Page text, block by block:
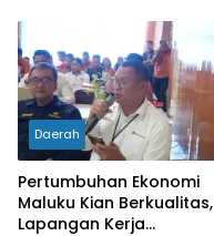
Diperiksa
Daerah
Pertumbuhan Ekonomi
Maluku Kian Berkualitas,
Lapangan Kerja